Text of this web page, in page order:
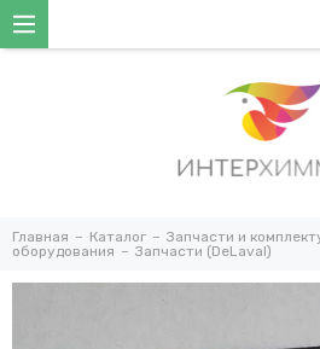
Главная Каталог
Запчасти и
оборудования
Запчасти (DeLaval)